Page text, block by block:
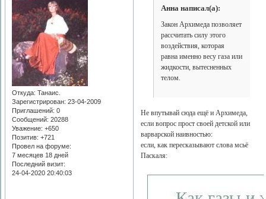
Откуда: Танаис.
Зарегистрирован: 23-04-2009
Приглашений: 0
Сообщений: 20288
Уважение: +650
Позитив: +721
Провел на форуме:
7 месяцев 18 дней
Последний визит:
24-04-2020 20:40:03
Анна написал(а):
Закон Архимеда позволяет
рассчитать силу этого
воздействия, которая
равна именно весу газа или
жидкости, вытесненных
телом.
Не впутывай сюда ещё и Архимеда,
если вопрос прост своей детской или
варварской наивностью:
если, как пересказывают слова мсьё
Паскаля: